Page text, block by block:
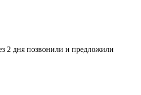
2 дня позвонили и предложили